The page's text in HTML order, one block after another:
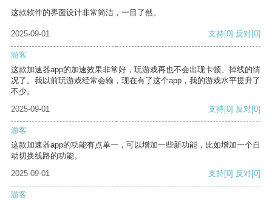
这款软件的界面设计非常简洁，一目了然。
2025-09-01 支持[0] 反对[0]
游客
这款加速器app的加速效果非常好，玩游戏再也不会出现卡顿、掉线的情
况了。我以前玩游戏经常会输，现在有了这个app，我的游戏水平提升了
不少。
2025-09-01
支持[0] 反对[0]
游客
这款加速器app的功能有点单一，可以增加一些新功能，比如增加一个自
动切换线路的功能。
2025-09-01
支持[0] 反对[0]
游客